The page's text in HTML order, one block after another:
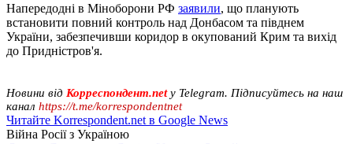
Напередодні в Міноборони РФ заявили, що планують
встановити повний контроль над Донбасом та півднем
України, забезпечивши коридор в окупований Крим та вихід
до Придністров'я.
Новини від Корреспондент.netу Telegram. Підписуйтесь на наш
канал https://t.me/korrespondentnet
Читайте Korrespondent.net в Google News
Війна Росії з Україною